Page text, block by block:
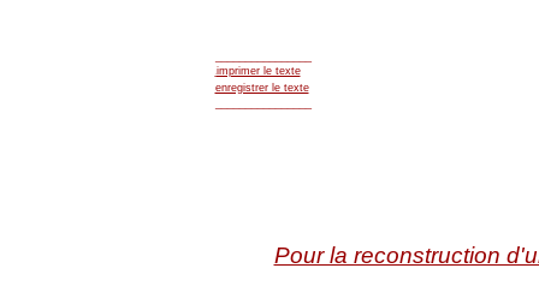
imprimer le texte
enregistrer le texte
Pour la reconstruction